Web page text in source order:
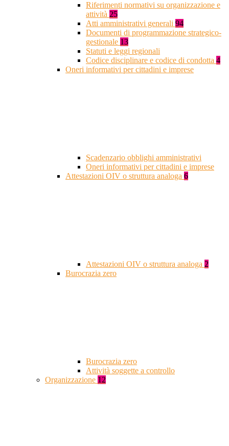
Riferimenti normativi su organizzazione e
attività 25
Atti amministrativi generali 94
Documenti di programmazione strategico-
gestionale 13
Statuti e leggi regionali
Codice disciplinare e codice di condotta 4
Oneri informativi per cittadini e imprese
Scadenzario obblighi amministrativi
Oneri informativi per cittadini e imprese
Attestazioni OIV o struttura analoga 6
Attestazioni OIV o struttura analoga 2
Burocrazia zero
Burocrazia zero
Attività soggette a controllo
Organizzazione 12